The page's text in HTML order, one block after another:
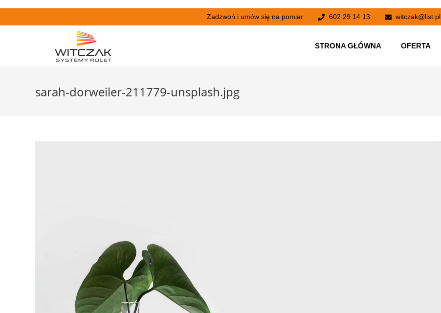
Zadzwoń i umów się na pomiar 602 29 14 13 witczak@list.pl
STRONA GŁÓWNA OFERTA
sarah-dorweiler-211779-unsplash.jpg